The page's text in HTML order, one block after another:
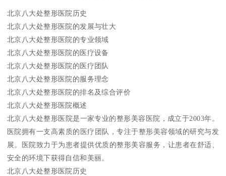
北京八大处整形医院历史
北京八大处整形医院的发展与壮大
北京八大处整形医院的专业领域
北京八大处整形医院的医疗设备
北京八大处整形医院的医疗团队
北京八大处整形医院的服务理念
北京八大处整形医院的排名及综合评价
北京八大处整形医院概述
北京八大处整形医院是一家专业的整形美容医院，成立于2003年。
医院拥有一支高素质的医疗团队，专注于整形美容领域的研究与发
展。医院致力于为患者提供优质的整形美容服务，让患者在舒适、
安全的环境下获得自信和美丽。
北京八大处整形医院历史